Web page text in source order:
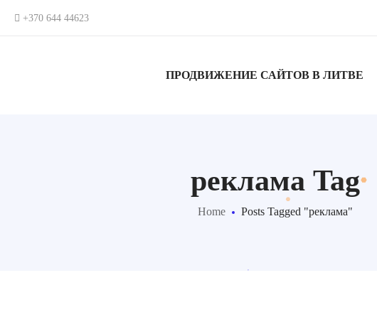
+370 644 44623
ПРОДВИЖЕНИЕ САЙТОВ В ЛИТВЕ
реклама Tag
Home Posts Tagged "реклама"